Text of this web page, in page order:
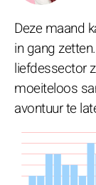
Deze maand
in gang
liefdessector
moeiteloos
avontuur te